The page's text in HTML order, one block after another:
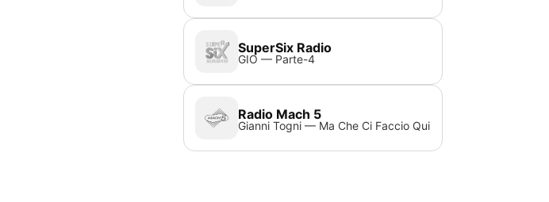
SuperSix Radio
GIO — Parte-4
Radio Mach 5
Gianni Togni — Ma Che Ci Faccio Qui